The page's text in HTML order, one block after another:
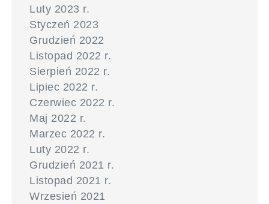
Luty 2023 r.
Styczeń 2023
Grudzień 2022
Listopad 2022 r.
Sierpień 2022 r.
Lipiec 2022 r.
Czerwiec 2022 r.
Maj 2022 r.
Marzec 2022 r.
Luty 2022 r.
Grudzień 2021 r.
Listopad 2021 r.
Wrzesień 2021